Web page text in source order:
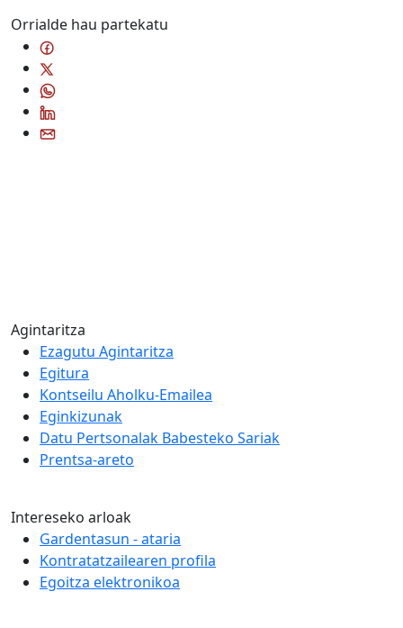
Orrialde hau partekatu
Agintaritza
Ezagutu Agintaritza
Egitura
Kontseilu Aholku-Emailea
Eginkizunak
Datu Pertsonalak Babesteko Sariak
Prentsa-areto
Intereseko arloak
Gardentasun - ataria
Kontratatzailearen profila
Egoitza elektronikoa